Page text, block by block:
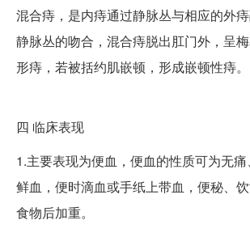
混合痔，是内痔通过静脉丛与相应的外
静脉丛的吻合，混合痔脱出肛门外，呈
形痔，若被括约肌嵌顿，形成嵌顿性痔。
四 临床表现
1.主要表现为便血，便血的性质可为无
鲜血，便时滴血或手纸上带血，便秘、
食物后加重。